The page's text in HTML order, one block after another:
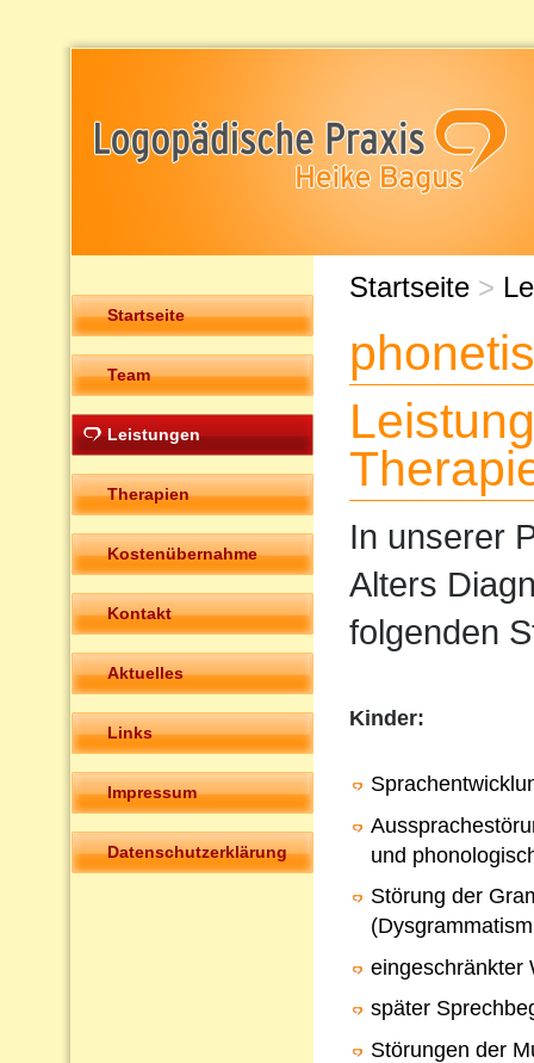
Startseite
Team
Leistungen
Therapien
Kostenübernahme
Kontakt
Aktuelles
Links
Impressum
Datenschutzerklärung
Startseite >
In unserer
Alters
folgenden
Kinder:
und
Störung der
eingeschränkter
später
Störungen der